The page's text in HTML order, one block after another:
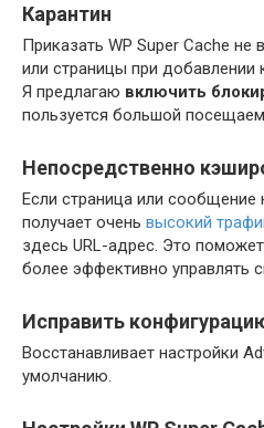
Карантин
Приказать WP Super Cache не
или страницы при добавлении
Я предлагаю включить
пользуется большой
Непосредственно
Если страница или сообщение
получает очень высокий
здесь URL-адрес. Это
более эффективно управлять
Исправить
Восстанавливает настройки
умолчанию.